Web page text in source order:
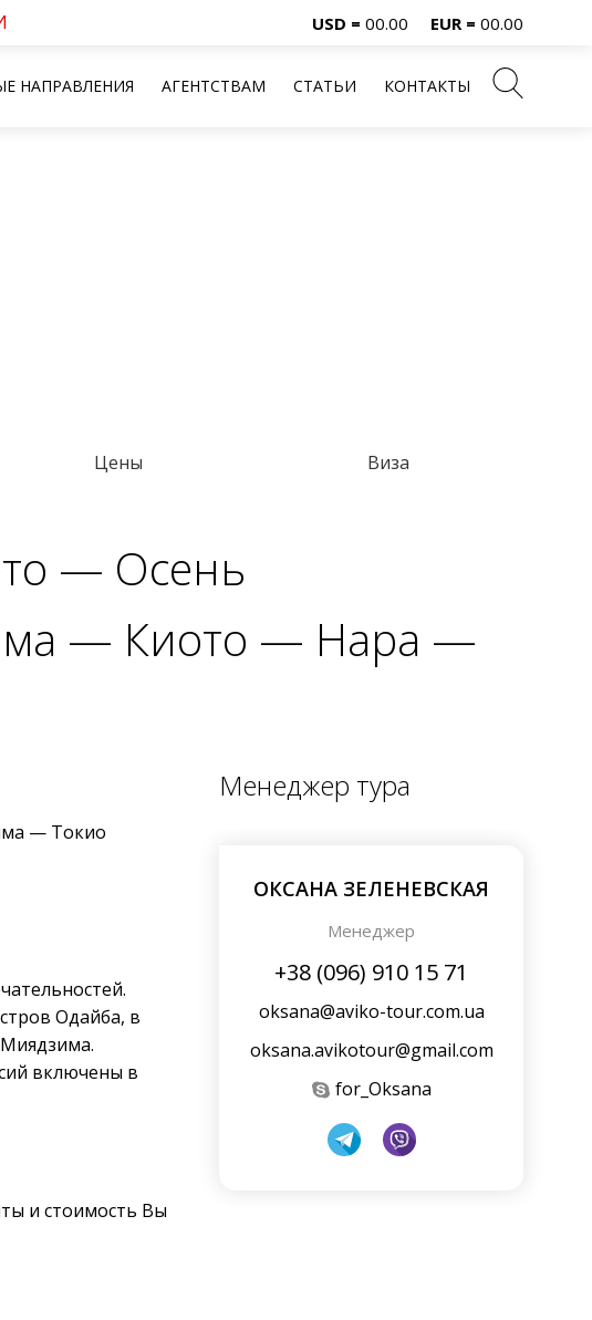
USD = 00.00 EUR = 00.00
НАПРАВЛЕНИЯ АГЕНТСТВАМ СТАТЬИ КОНТАКТЫ
Цены Виза
— Осень
— Киото — Нара —
— Токио
Одайба, в
включены в
и стоимость Вы
Менеджер тура
ОКСАНА ЗЕЛЕНЕВСКАЯ
Менеджер
+38 (096) 910 15 71
oksana@aviko-tour.com.ua
oksana.avikotour@gmail.com
for_Oksana